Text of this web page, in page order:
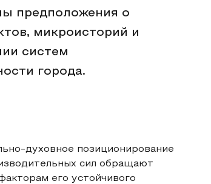
предположения о
микроисторий и
систем
города.
духовное позиционирование
сил обращают
его устойчивого